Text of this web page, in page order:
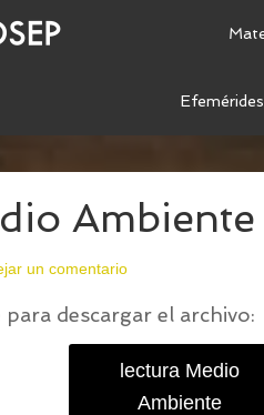
Efemérides
LECTURA COMPRENSIVA POR EL
Ambiente
un comentario
descargar el archivo:
lectura Medio
Ambiente